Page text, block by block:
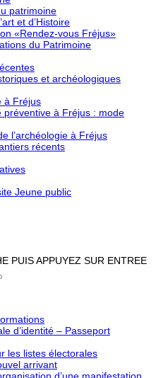
patrimoine
et d’Histoire
«Rendez-vous Fréjus»
du Patrimoine
et archéologiques
à Fréjus
préventive à Fréjus : mode
l’archéologie à Fréjus
récents
Jeune public
PUIS APPUYEZ SUR ENTREE
d’identité – Passeport
les listes électorales
arrivant